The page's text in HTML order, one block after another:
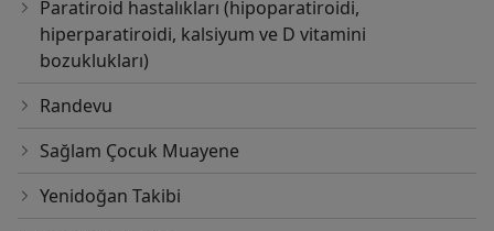
Paratiroid hastalıkları (hipoparatiroidi,
hiperparatiroidi, kalsiyum ve D vitamini
bozuklukları)
Randevu
Sağlam Çocuk Muayene
Yenidoğan Takibi